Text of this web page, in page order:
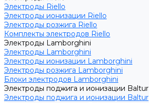
Электроды Riello
Электроды ионизации Riello
Электроды розжига Riello
Комплекты электродов Riello
Электроды Lamborghini
Электроды Lamborghini
Электроды ионизации Lamborghini
Электроды розжига Lamborghini
Блоки электродов Lamborghini
Электроды поджига и ионизации Baltur
Электроды поджига и ионизации Baltur